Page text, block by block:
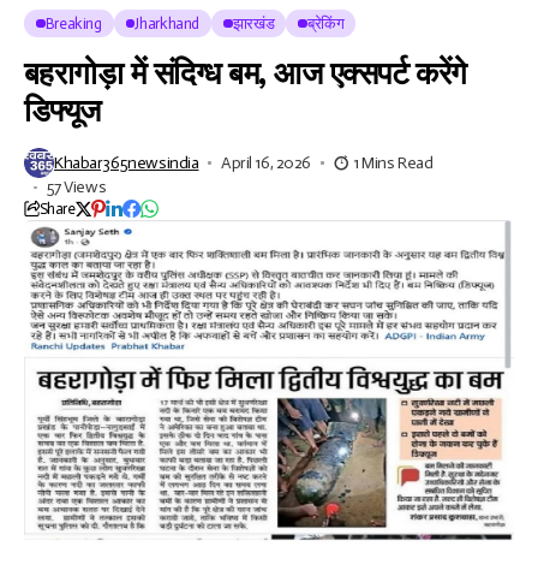
Breaking Jharkhand झारखंड ब्रेकिंग
बहरागोड़ा में संदिग्ध बम, आज एक्सपर्ट करेंगे
डिफ्यूज
Khabar365newsindia April 16, 2026
1 Mins Read
57 Views
Share